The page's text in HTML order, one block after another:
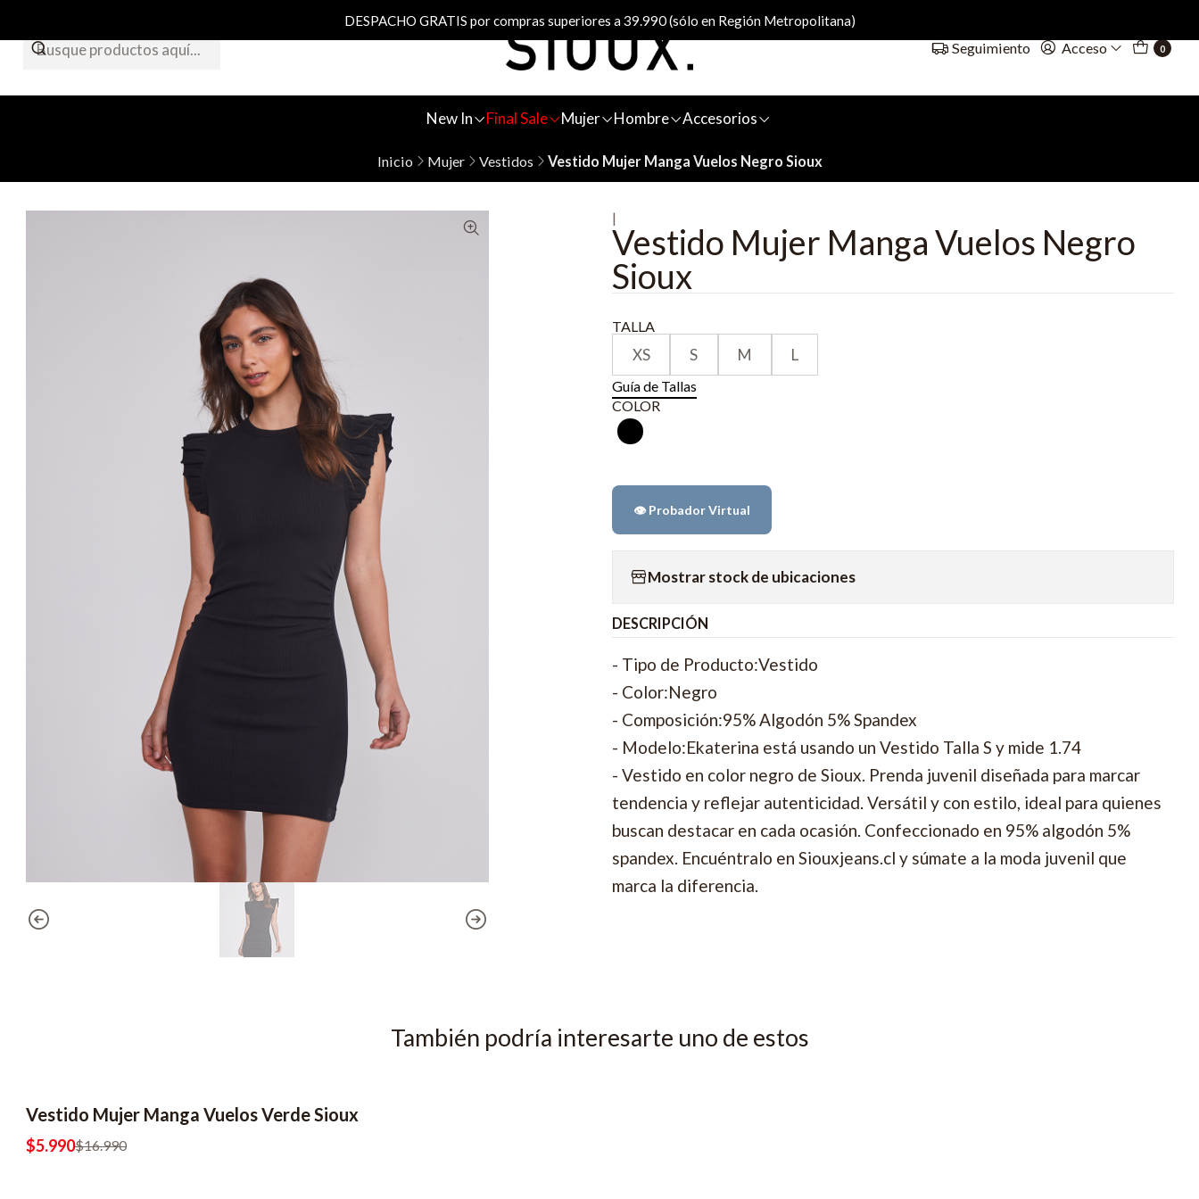
Seguimiento Acceso 0
New In Final Sale Mujer Hombre Accesorios
DESPACHO GRATIS por compras superiores a 39.990 (sólo en Región Metropolitana)
Inicio Mujer Vestidos Vestido Mujer Manga Vuelos Negro Sioux
|
Vestido Mujer Manga Vuelos Negro
Sioux
TALLA
XS S M L
Guía de Tallas
COLOR
👁️ Probador Virtual
Mostrar stock de ubicaciones
DESCRIPCIÓN
- Tipo de Producto:Vestido
- Color:Negro
- Composición:95% Algodón 5% Spandex
- Modelo:Ekaterina está usando un Vestido Talla S y mide 1.74
- Vestido en color negro de Sioux. Prenda juvenil diseñada para marcar
tendencia y reflejar autenticidad. Versátil y con estilo, ideal para quienes
buscan destacar en cada ocasión. Confeccionado en 95% algodón 5%
spandex. Encuéntralo en Siouxjeans.cl y súmate a la moda juvenil que
marca la diferencia.
También podría interesarte uno de estos
-65% OFF
Vestido Mujer Manga Vuelos Verde Sioux
$5.990$16.990